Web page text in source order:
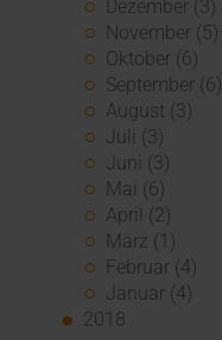
Dezember (3)
November (5)
Oktober (6)
September (6)
August (3)
Juli (3)
Juni (3)
Mai (6)
April (2)
März (1)
Februar (4)
Januar (4)
2018